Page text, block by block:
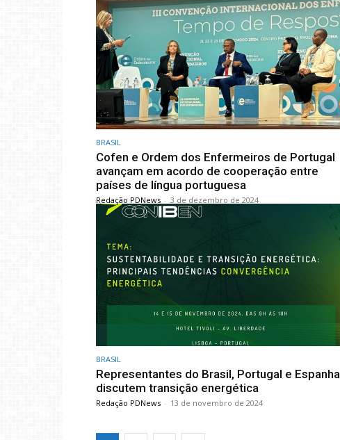
BRASIL
Cofen e Ordem dos Enfermeiros de Portugal
avançam em acordo de cooperação entre
países de língua portuguesa
Redação PDNews - 3 de dezembro de 2024
BRASIL
Representantes do Brasil, Portugal e Espanha
discutem transição energética
Redação PDNews - 13 de novembro de 2024